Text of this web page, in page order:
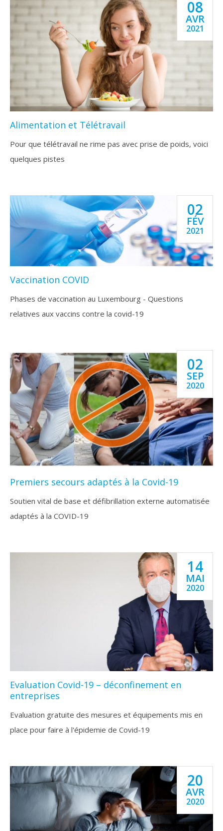
08
AVR
2021
Alimentation et Télétravail
Pour que télétravail ne rime pas avec prise de poids, voici
quelques pistes
02
FÉV
2021
Vaccination COVID
Phases de vaccination au Luxembourg - Questions
relatives aux vaccins contre la covid-19
02
SEP
2020
Premiers secours adaptés à la Covid-19
Soutien vital de base et défibrillation externe automatisée
adaptés à la COVID-19
14
MAI
2020
Evaluation Covid-19 – déconfinement en
entreprises
Evaluation gratuite des mesures et équipements mis en
place pour faire à l'épidemie de Covid-19
20
AVR
2020